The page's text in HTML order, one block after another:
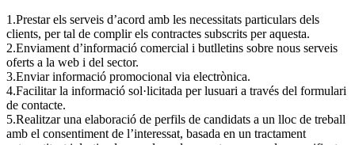
Prestar els serveis d’acord amb les necessitats particulars dels
clients, per tal de complir els contractes subscrits per aquesta.
Enviament d’informació comercial i butlletins sobre nous serveis
oferts a la web i del sector.
Enviar informació promocional via electrònica.
Facilitar la informació sol·licitada per lusuari a través del formulari
de contacte.
Realitzar una elaboració de perfils de candidats a un lloc de treball
amb el consentiment de l’interessat, basada en un tractament